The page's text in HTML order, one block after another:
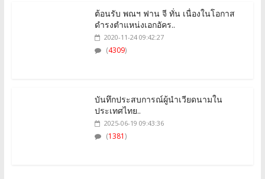
2020-11-24 09:42:27
(4309)
(1381)